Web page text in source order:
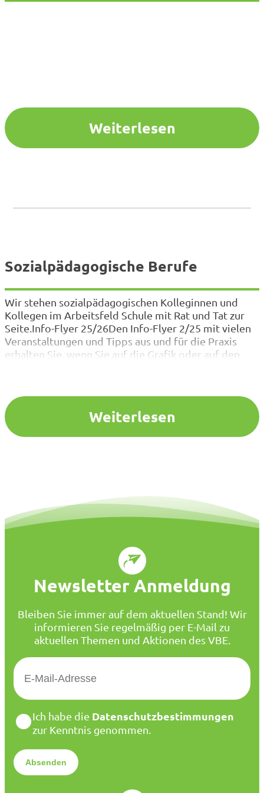
Weiterlesen
Sozialpädagogische Berufe
Wir stehen sozialpädagogischen Kolleginnen und
Kollegen im Arbeitsfeld Schule mit Rat und Tat zur
Seite.Info-Flyer 25/26Den Info-Flyer 2/25 mit vielen
Veranstaltungen und Tipps aus und für die Praxis
erhalten Sie, wenn Sie auf die Grafik oder auf den
Weiterlesen
Newsletter Anmeldung
Bleiben Sie immer auf dem aktuellen Stand! Wir
informieren Sie regelmäßig per E-Mail zu
aktuellen Themen und Aktionen des VBE.
E
M
*
D
a
e
n
Ich habe die Datenschutzbestimmungen
zur Kenntnis genommen.